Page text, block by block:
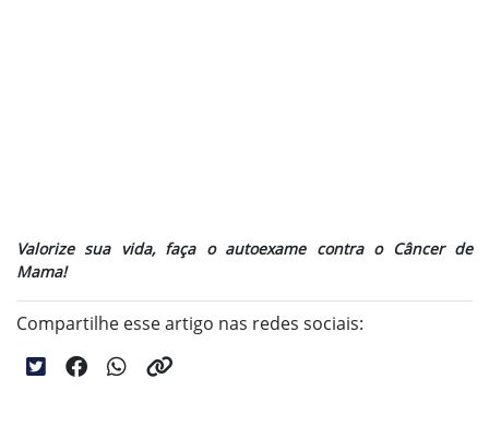
Valorize sua vida, faça o autoexame contra o Câncer de
Mama!
Compartilhe esse artigo nas redes sociais: